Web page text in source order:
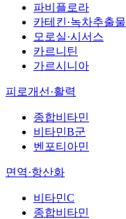
파비플로라
카테킨·녹차추출물
모로실·시서스
카르니틴
가르시니아
피로개선·활력
종합비타민
비타민B군
벤포티아민
면역·항산화
비타민C
종합비타민